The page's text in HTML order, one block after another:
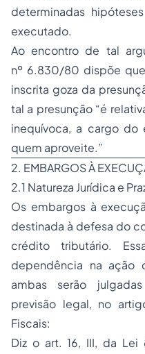
determinadas
executado.
Ao encontro de tal
nº 6.830/80 dispõe
inscrita goza da
tal a presunção “é
inequívoca, a cargo
quem aproveite.”
2. EMBARGOS À
2.1 Natureza Jurídica e
Os embargos à
destinada à defesa do
crédito tributário.
dependência na ação
ambas serão
previsão legal, no
Fiscais:
Diz o art. 16, III, da